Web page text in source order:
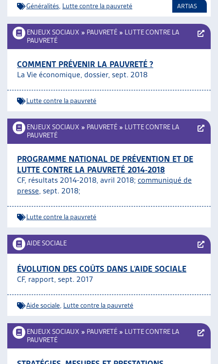
Généralités Lutte contre la pauvreté ARTIAS
ENJEUX SOCIAUX » PAUVRETÉ » LUTTE CONTRE LA
PAUVRETÉ
COMMENT PRÉVENIR LA PAUVRETÉ ?
La Vie économique, dossier, sept. 2018
Lutte contre la pauvreté
ENJEUX SOCIAUX » PAUVRETÉ » LUTTE CONTRE LA
PAUVRETÉ
PROGRAMME NATIONAL DE PRÉVENTION ET DE
LUTTE CONTRE LA PAUVRETÉ 2014-2018
CF, résultats 2014-2018, avril 2018; communiqué de
presse, sept. 2018;
Lutte contre la pauvreté
AIDE SOCIALE
ÉVOLUTION DES COÛTS DANS L’AIDE SOCIALE
CF, rapport, sept. 2017
Aide sociale Lutte contre la pauvreté
ENJEUX SOCIAUX » PAUVRETÉ » LUTTE CONTRE LA
PAUVRETÉ